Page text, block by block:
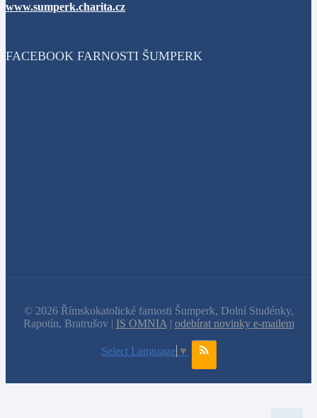
www.sumperk.charita.cz
FACEBOOK FARNOSTI ŠUMPERK
© 2026 Římskokatolické farnosti Šumperk, Dolní Studénky,
Rapotín, Bratrušov | IS OMNIA | odebírat novinky e-mailem
Select Language ▼